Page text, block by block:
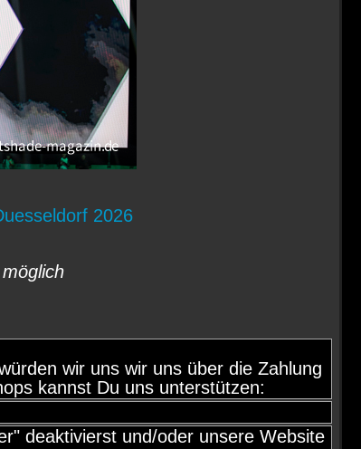
2026
wir uns wir uns über die Zahlung
kannst Du uns unterstützen:
deaktivierst und/oder unsere Website